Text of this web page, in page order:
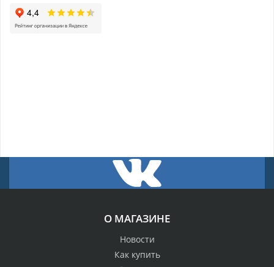
О МАГАЗИНЕ
Новости
Как купить